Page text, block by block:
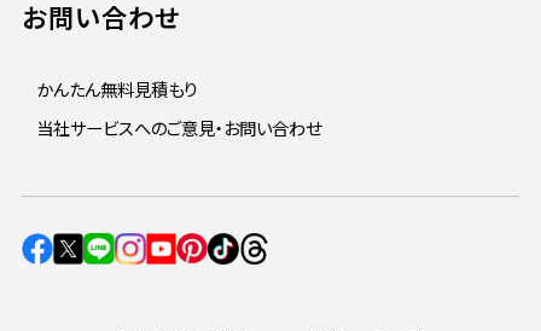
お問い合わせ
かんたん無料見積もり
当社サービスへのご意見・お問い合わせ